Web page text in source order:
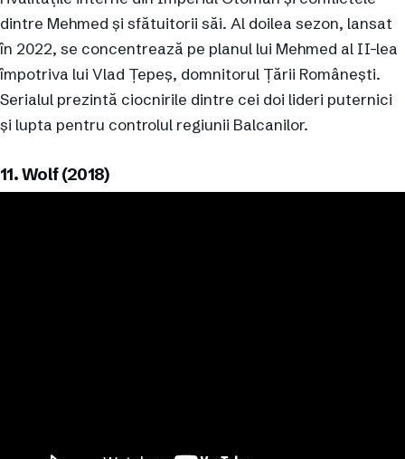
dintre Mehmed și sfătuitorii săi. Al doilea sezon, lansat
în 2022, se concentrează pe planul lui Mehmed al II-lea
împotriva lui Vlad Țepeș, domnitorul Țării Românești.
Serialul prezintă ciocnirile dintre cei doi lideri puternici
și lupta pentru controlul regiunii Balcanilor.
11. Wolf (2018)